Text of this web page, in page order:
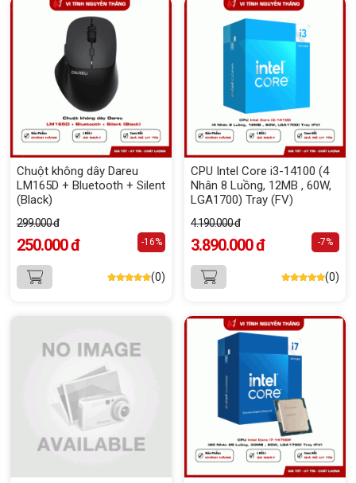
Chuột không dây Dareu
LM165D + Bluetooth + Silent
(Black)
299.000 đ
250.000 đ -16%
(0)
CPU Intel Core i3-14100 (4
Nhân 8 Luồng, 12MB , 60W,
LGA1700) Tray (FV)
4.190.000 đ
3.890.000 đ -7%
(0)